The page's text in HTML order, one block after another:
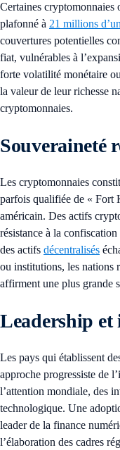
Certaines
plafonné à 21 millions
couvertures potentielles
fiat, vulnérables à
forte volatilité monétaire
la valeur de leur richesse
cryptomonnaies.
Souveraineté
Les cryptomonnaies
parfois qualifiée de « Fort
américain. Des actifs
résistance à la
des actifs décentralisés
ou institutions, les nations
affirment une plus grande
Leadership et
Les pays qui établissent
approche progressiste de
l’attention mondiale, des
technologique. Une
leader de la finance
l’élaboration des cadres